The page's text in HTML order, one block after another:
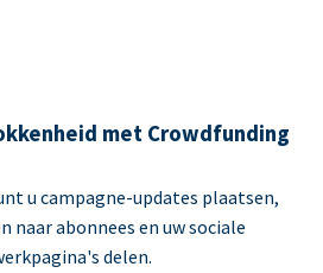
met Crowdfunding
u campagne-updates plaatsen,
naar abonnees en uw sociale
delen.